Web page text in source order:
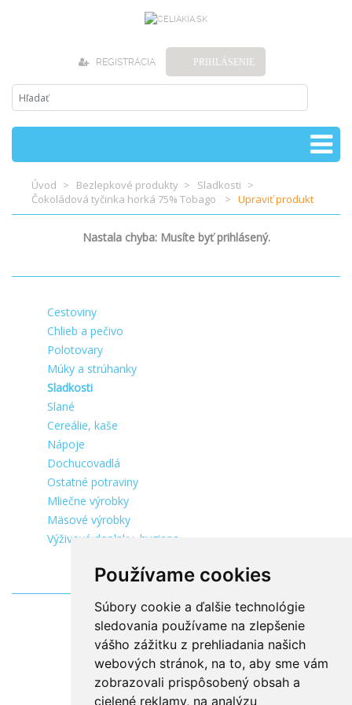
Používame cookies
Súbory cookie a ďalšie technológie
sledovania používame na zlepšenie
vášho zážitku z prehliadania našich
webových stránok, na to, aby sme vám
zobrazovali prispôsobený obsah a
cielené reklamy, na analýzu
REGISTRÁCIA PRIHLÁSENIE
Úvod Bezlepkové produkty
Sladkosti
Čokoládová tyčinka horká 75% Tobago
Upraviť produkt
Nastala chyba: Musíte byť prihlásený.
Cestoviny
Chlieb a pečivo
Polotovary
Múky a strúhanky
Sladkosti
Slané
Cereálie, kaše
Nápoje
Dochucovadlá
Ostatné potraviny
Mliečne výrobky
Mäsové výrobky
Výživové doplnky, hygiena